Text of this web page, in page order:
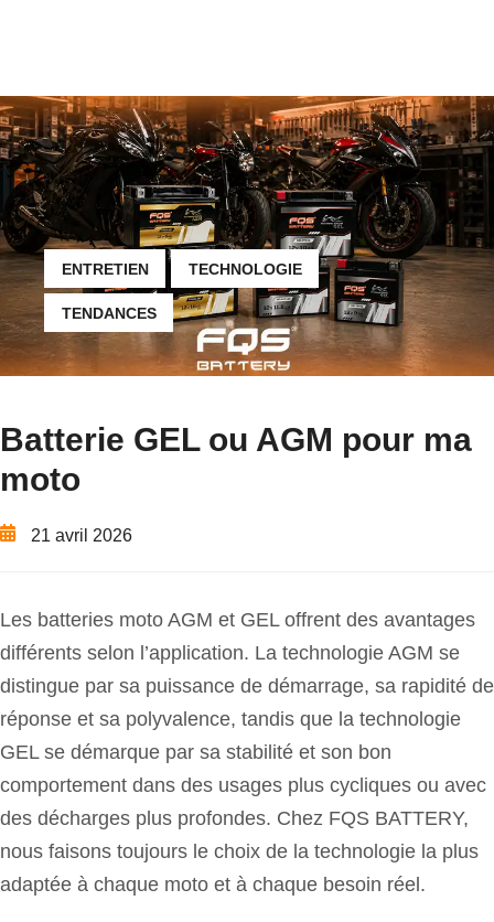
ENTRETIEN TECHNOLOGIE
TENDANCES
Batterie GEL ou AGM pour ma
moto
21 avril 2026
Les batteries moto AGM et GEL offrent des avantages
différents selon l’application. La technologie AGM se
distingue par sa puissance de démarrage, sa rapidité de
réponse et sa polyvalence, tandis que la technologie
GEL se démarque par sa stabilité et son bon
comportement dans des usages plus cycliques ou avec
des décharges plus profondes. Chez FQS BATTERY,
nous faisons toujours le choix de la technologie la plus
adaptée à chaque moto et à chaque besoin réel.